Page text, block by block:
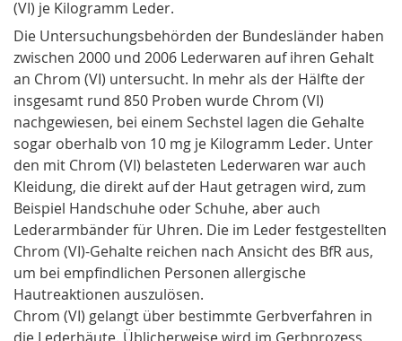
(VI) je Kilogramm Leder.
Die Untersuchungsbehörden der Bundesländer haben
zwischen 2000 und 2006 Lederwaren auf ihren Gehalt
an Chrom (VI) untersucht. In mehr als der Hälfte der
insgesamt rund 850 Proben wurde Chrom (VI)
nachgewiesen, bei einem Sechstel lagen die Gehalte
sogar oberhalb von 10 mg je Kilogramm Leder. Unter
den mit Chrom (VI) belasteten Lederwaren war auch
Kleidung, die direkt auf der Haut getragen wird, zum
Beispiel Handschuhe oder Schuhe, aber auch
Lederarmbänder für Uhren. Die im Leder festgestellten
Chrom (VI)-Gehalte reichen nach Ansicht des BfR aus,
um bei empfindlichen Personen allergische
Hautreaktionen auszulösen.
Chrom (VI) gelangt über bestimmte Gerbverfahren in